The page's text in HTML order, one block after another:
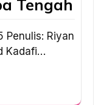
Tengah
Penulis: Riyan
Kadafi…